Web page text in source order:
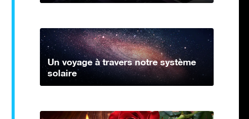
Un voyage à travers notre système
solaire